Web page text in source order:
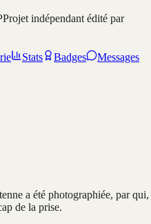
Projet indépendant édité par
Stats Badges
Messages
a été photographiée, par qui,
de la prise.